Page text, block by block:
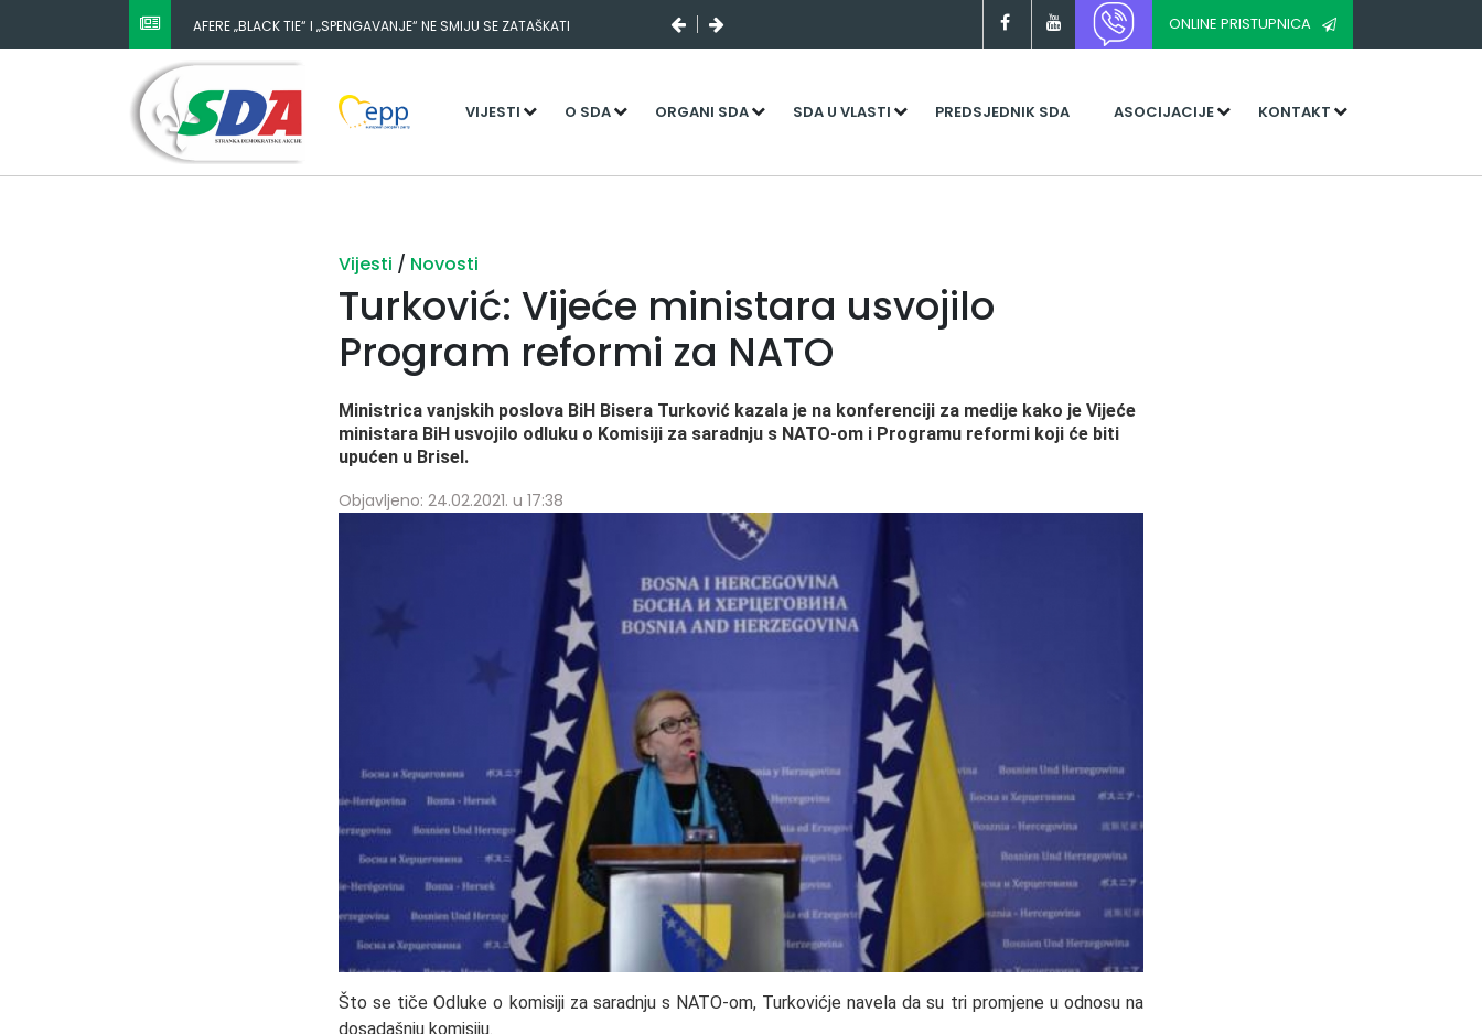
AFERE „BLACK TIE“ I „SPENGAVANJE“ NE SMIJU SE ZATAŠKATI
NESTANAK 780.000 EURA IZ IGMANA NE MOŽE BITI SLUČAJNI PREVID,
ODGOVORNOST MORAJU SNOSITI VLADA FBIH I NJENI KADROVI
ONLINE PRISTUPNICA
VIJESTI O SDA ORGANI SDA SDA U VLASTI PREDSJEDNIK SDA ASOCIJACIJE KONTAKT
Vijesti / Novosti
Turković: Vijeće ministara usvojilo
Program reformi za NATO
Ministrica vanjskih poslova BiH Bisera Turković kazala je na konferenciji za medije kako je Vijeće
ministara BiH usvojilo odluku o Komisiji za saradnju s NATO-om i Programu reformi koji će biti
upućen u Brisel.
Objavljeno: 24.02.2021. u 17:38
Što se tiče Odluke o komisiji za saradnju s NATO-om, Turkovićje navela da su tri promjene u odnosu na
dosadašnju komisiju.